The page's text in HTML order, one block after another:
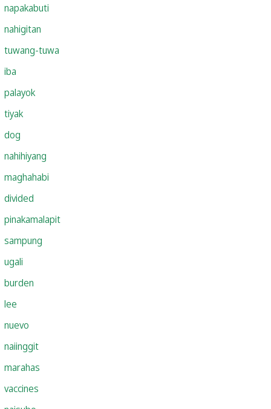
napakabuti
nahigitan
tuwang-tuwa
iba
palayok
tiyak
dog
nahihiyang
maghahabi
divided
pinakamalapit
sampung
ugali
burden
lee
nuevo
naiinggit
marahas
vaccines